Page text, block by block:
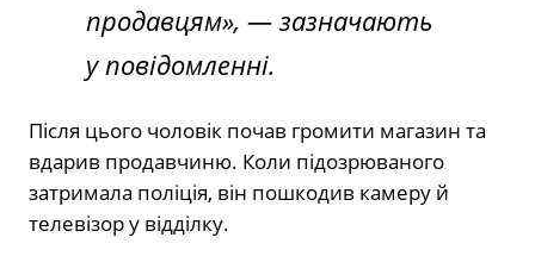
продавцям», — зазначають
у повідомленні.
Після цього чоловік почав громити магазин та
вдарив продавчиню. Коли підозрюваного
затримала поліція, він пошкодив камеру й
телевізор у відділку.